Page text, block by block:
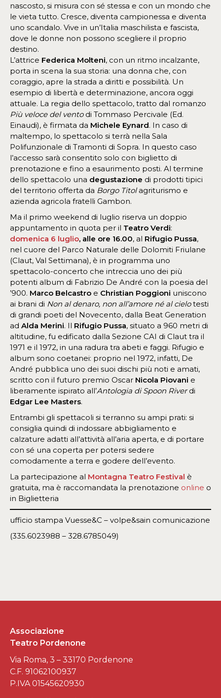
nascosto, si misura con sé stessa e con un mondo che
le vieta tutto. Cresce, diventa campionessa e diventa
uno scandalo. Vive in un’Italia maschilista e fascista,
dove le donne non possono scegliere il proprio
destino.
L’attrice Federica Molteni, con un ritmo incalzante,
porta in scena la sua storia: una donna che, con
coraggio, apre la strada a diritti e possibilità. Un
esempio di libertà e determinazione, ancora oggi
attuale. La regia dello spettacolo, tratto dal romanzo
Più veloce del ventodi Tommaso Percivale (Ed.
Einaudi), è firmata da Michele Eynard. In caso di
maltempo, lo spettacolo si terrà nella Sala
Polifunzionale di Tramonti di Sopra. In questo caso
l’accesso sarà consentito solo con biglietto di
prenotazione e fino a esaurimento posti. Al termine
dello spettacolo una degustazione di prodotti tipici
del territorio offerta da Borgo Titolagriturismo e
azienda agricola fratelli Gambon.
Ma il primo weekend di luglio riserva un doppio
appuntamento in quota per il Teatro Verdi:
domenica 6 luglio, alle ore 16.00, al Rifugio Pussa,
nel cuore del Parco Naturale delle Dolomiti Friulane
(Claut, Val Settimana), è in programma uno
spettacolo-concerto che intreccia uno dei più
potenti album di Fabrizio De André con la poesia del
’900. Marco Belcastro e Christian Poggioni uniscono
ai brani di Non al denaro, non all’amore né al cielotesti
di grandi poeti del Novecento, dalla Beat Generation
ad Alda Merini. Il Rifugio Pussa, situato a 960 metri di
altitudine, fu edificato dalla Sezione CAI di Claut tra il
1971 e il 1972, in una radura tra abeti e faggi. Rifugio e
album sono coetanei: proprio nel 1972, infatti, De
André pubblica uno dei suoi dischi più noti e amati,
scritto con il futuro premio Oscar Nicola Piovani e
liberamente ispirato all’Antologia di Spoon Riverdi
Edgar Lee Masters.
Entrambi gli spettacoli si terranno su ampi prati: si
consiglia quindi di indossare abbigliamento e
calzature adatti all’attività all’aria aperta, e di portare
con sé una coperta per potersi sedere
comodamente a terra e godere dell’evento.
La partecipazione al Montagna Teatro Festival è
gratuita, ma è raccomandata la prenotazione online o
in Biglietteria
ufficio stampa Vuesse&C – volpe&sain comunicazione
(335.6023988 – 328.6785049)
Associazione
Teatro Pordenone
Via Roma, 3 – 33170 Pordenone
C.F. 91062100937
P.IVA 01545620930